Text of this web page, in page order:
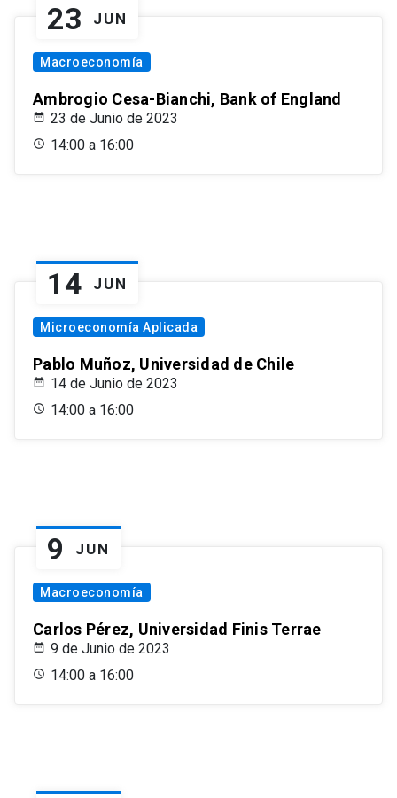
23 JUN
Macroeconomía
Ambrogio Cesa-Bianchi, Bank of England
23 de Junio de 2023
14:00 a 16:00
14 JUN
Microeconomía Aplicada
Pablo Muñoz, Universidad de Chile
14 de Junio de 2023
14:00 a 16:00
9 JUN
Macroeconomía
Carlos Pérez, Universidad Finis Terrae
9 de Junio de 2023
14:00 a 16:00